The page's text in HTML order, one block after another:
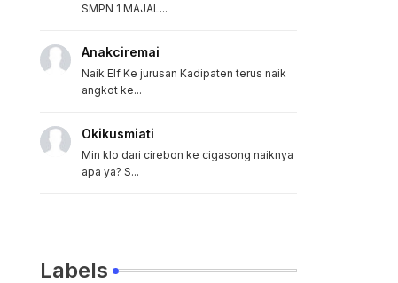
SMPN 1 MAJAL...
Anakciremai
Naik Elf Ke jurusan Kadipaten terus naik
angkot ke...
Okikusmiati
Min klo dari cirebon ke cigasong naiknya
apa ya? S...
Labels